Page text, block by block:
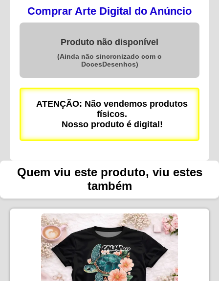
Comprar Arte Digital do Anúncio
Produto não disponível
(Ainda não sincronizado com o
DocesDesenhos)
ATENÇÃO: Não vendemos produtos
físicos.
Nosso produto é digital!
Quem viu este produto, viu estes
também